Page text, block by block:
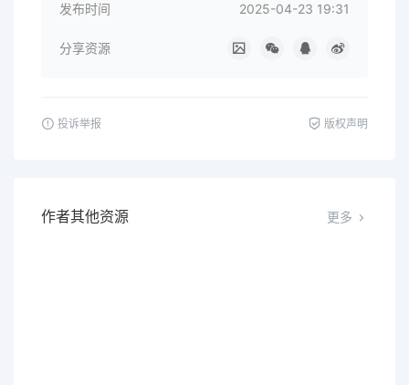
发布时间 2025-04-23 19:31
分享资源
投诉举报 版权声明
作者其他资源 更多